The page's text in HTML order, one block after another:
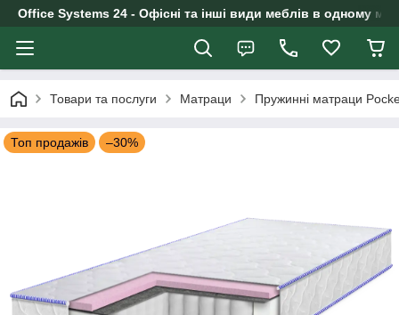
Office Systems 24 - Офісні та інші види меблів в одному
Товари та послуги Матраци Пружинні матраци
Топ продажів –30%